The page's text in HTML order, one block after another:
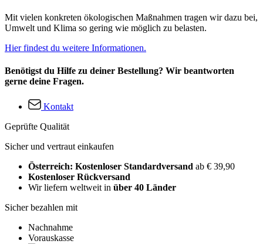
Mit vielen konkreten ökologischen Maßnahmen tragen wir dazu bei,
Umwelt und Klima so gering wie möglich zu belasten.
Hier findest du weitere Informationen.
Benötigst du Hilfe zu deiner Bestellung? Wir beantworten
gerne deine Fragen.
Kontakt
Geprüfte Qualität
Sicher und vertraut einkaufen
Österreich: Kostenloser Standardversand ab € 39,90
Kostenloser Rückversand
Wir liefern weltweit in über 40 Länder
Sicher bezahlen mit
Nachnahme
Vorauskasse